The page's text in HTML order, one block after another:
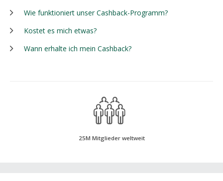
Wie funktioniert unser Cashback-Programm?
Kostet es mich etwas?
Wann erhalte ich mein Cashback?
25M Mitglieder weltweit